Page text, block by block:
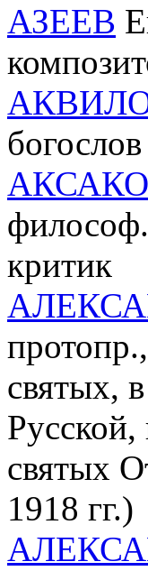
АЗЕЕВ
богослов
критик
святых,
святых
1918 гг.)